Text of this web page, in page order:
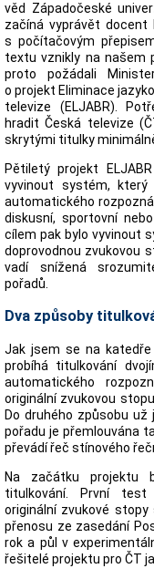
věd Západočeské
začíná vyprávět docent
s počítačovým
textu vznikly na našem
proto požádali
o projekt Eliminace
televize (ELJABR).
hradit Česká televize
skrytými titulky
Pětiletý projekt
vyvinout systém,
automatického
diskusní, sportovní
cílem pak bylo vyvinout
doprovodnou zvukovou
vadí snížená
pořadů.
Dva způsoby
Jak jsem se na katedře
probíhá titulkování
automatického
originální zvukovou
Do druhého způsobu
pořadu je přemlouvána
převádí řeč stínového
Na začátku projektu
titulkování. První test
originální zvukové
přenosu ze zasedání
rok a půl v
řešitelé projektu pro ČT